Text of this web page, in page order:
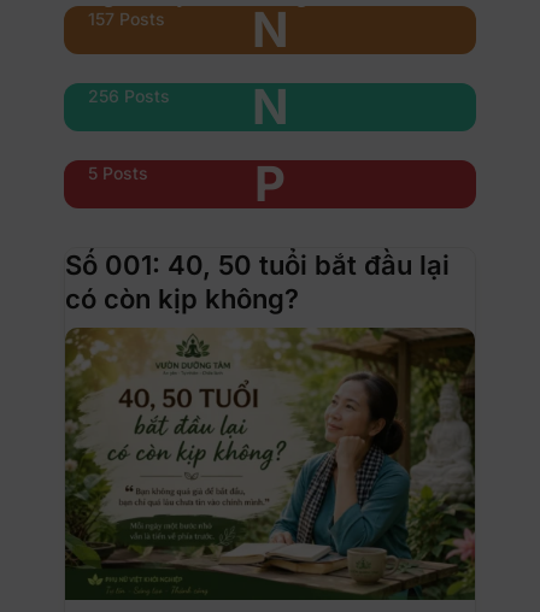
N
157 Posts
N
256 Posts
P
5 Posts
Số 001: 40, 50 tuổi bắt đầu lại
có còn kịp không?